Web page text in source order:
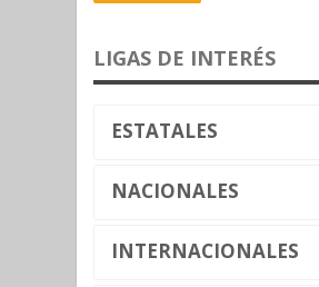
LIGAS DE INTERÉS
ESTATALES
NACIONALES
INTERNACIONALES